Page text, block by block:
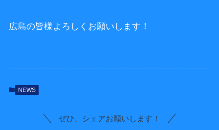
広島の皆様よろしくお願いします！
NEWS
ぜひ、シェアお願いします！